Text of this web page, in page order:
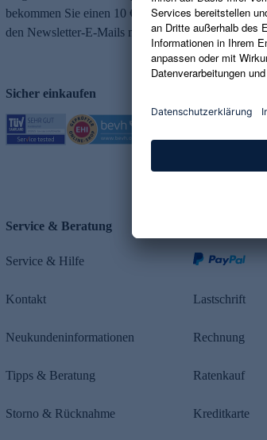
bekommen Sie einen 10 € Gutschein. Eine
den Newsletter-E-Mails möglich.
Sicher einkaufen
Service & Beratung
Service & Hilfe
Kontakt
Neukundeninformationen
Tipps & Beratung
Storno & Rücknahme
Lastschrift
Rechnung
Ratenkauf
Kreditkarte